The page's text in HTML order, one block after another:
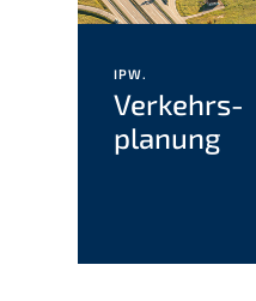
IPW.
Verkehrs­
planung